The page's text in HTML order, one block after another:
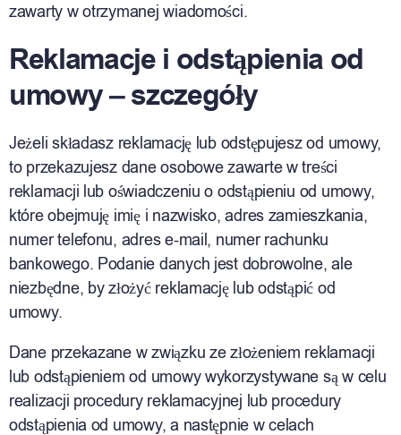
zawarty w otrzymanej wiadomości.
Reklamacje i odstąpienia od
umowy – szczegóły
Jeżeli składasz reklamację lub odstępujesz od umowy,
to przekazujesz dane osobowe zawarte w treści
reklamacji lub oświadczeniu o odstąpieniu od umowy,
które obejmuję imię i nazwisko, adres zamieszkania,
numer telefonu, adres e-mail, numer rachunku
bankowego. Podanie danych jest dobrowolne, ale
niezbędne, by złożyć reklamację lub odstąpić od
umowy.
Dane przekazane w związku ze złożeniem reklamacji
lub odstąpieniem od umowy wykorzystywane są w celu
realizacji procedury reklamacyjnej lub procedury
odstąpienia od umowy, a następnie w celach